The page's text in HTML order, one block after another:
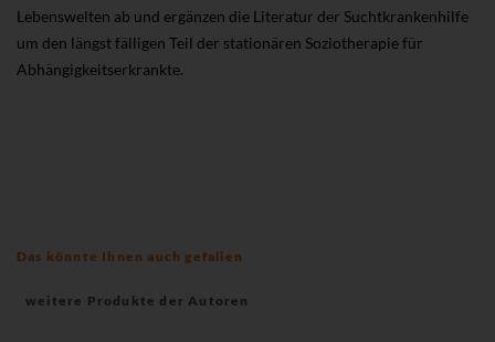
Lebenswelten ab und ergänzen die Literatur der Suchtkrankenhilfe
um den längst fälligen Teil der stationären Soziotherapie für
Abhängigkeitserkrankte.
Das könnte Ihnen auch gefallen
weitere Produkte der Autoren